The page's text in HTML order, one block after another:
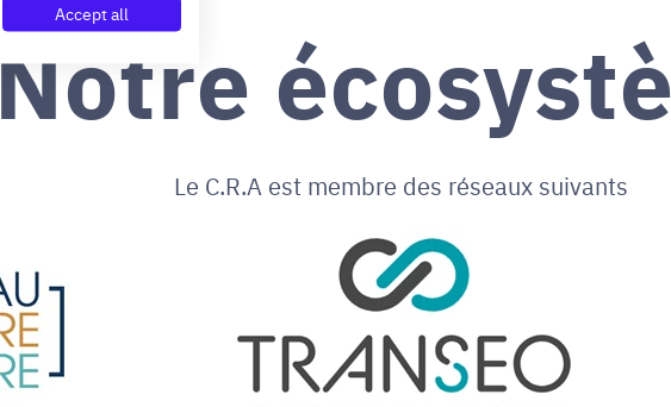
Notre
Le C.R.A est membre des réseaux suivants
Accept all